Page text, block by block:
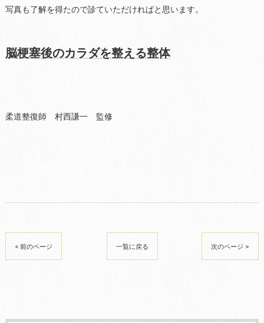
写真も了解を得たので診ていただければと思います。
脳梗塞後のカラダを整える整体
柔道整復師 村西謙一 監修
< 前のページ 一覧に戻る 次のページ >